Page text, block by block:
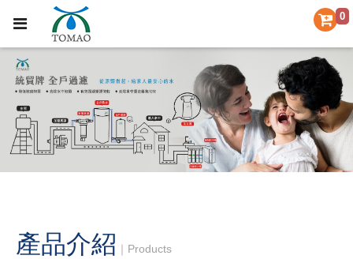
0
產品介紹 ｜Products